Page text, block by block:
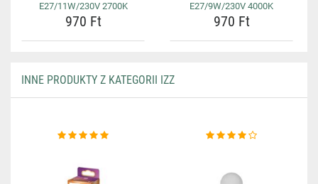
E27/11W/230V 2700K
970 Ft
E27/9W/230V 4000K
970 Ft
INNE PRODUKTY Z KATEGORII IZZ